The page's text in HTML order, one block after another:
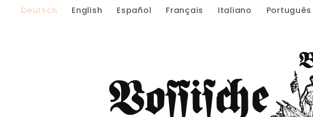
Deutsch English Español Français Italiano Português